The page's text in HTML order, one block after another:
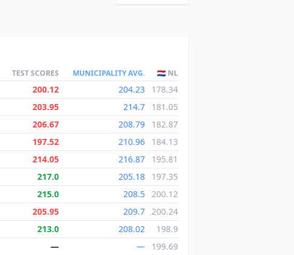
TEST SCORES MUNICIPALITY AVG. 🇳🇱 NL
200.12 204.23
178.34
203.95 214.7
181.05
206.67 208.79
182.87
197.52 210.96
184.13
214.05 216.87
195.81
217.0 205.18
197.35
215.0 208.5 200.12
205.95 209.7 200.24
213.0 208.02
198.9
— — 199.69